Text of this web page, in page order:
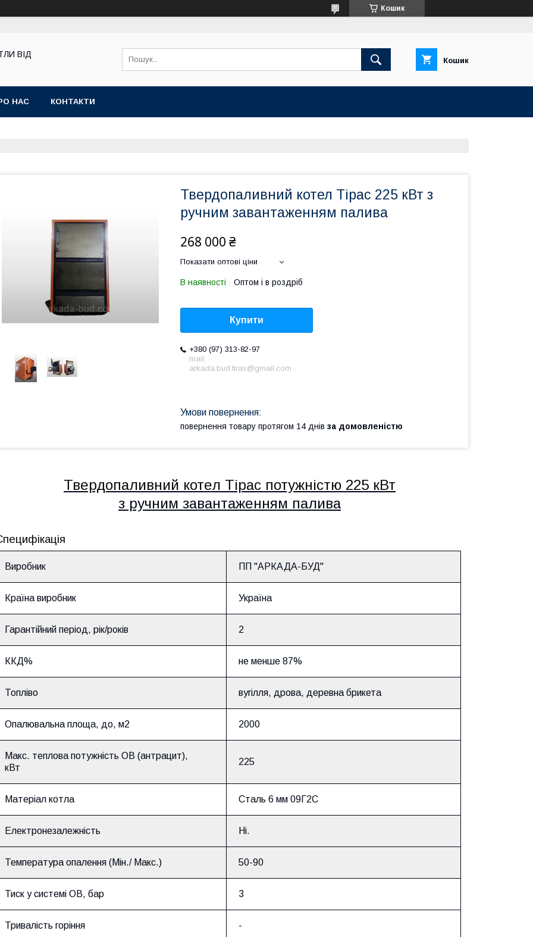
Кошик
ВІД
Кошик
НАС КОНТАКТИ
Твердопаливний котел Тірас 225 кВт з
ручним завантаженням палива
268 000 ₴
Показати оптові ціни
В наявності Оптом і в роздріб
Купити
+380 (97) 313-82-97
mail:
arkada.bud.tiras@gmail.com
повернення товару протягом 14 днів за домовленістю
Твердопаливний котел Тірас потужністю 225 кВт
з ручним завантаженням палива
Виробник ПП "АРКАДА-БУД"
Країна виробник Україна
Гарантійний період, рік/років 2
ККД% не менше 87%
Топліво вугілля, дрова, деревна брикета
Опалювальна площа, до, м2 2000
Макс. теплова потужність ОВ (антрацит),
кВт
225
Матеріал котла Сталь 6 мм 09Г2С
Електронезалежність Ні.
Температура опалення (Мін./ Макс.) 50-90
Тиск у системі ОВ, бар 3
Тривалість горіння -